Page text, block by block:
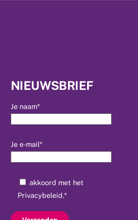
NIEUWSBRIEF
Je naam*
Je e-mail*
akkoord met het
Privacybeleid.*